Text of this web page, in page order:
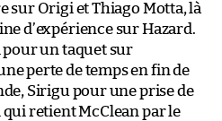
Origi et Thiago Motta, là
d’expérience sur Hazard.
pour un taquet sur
perte de temps en fin de
Sirigu pour une prise de
qui retient McClean par le